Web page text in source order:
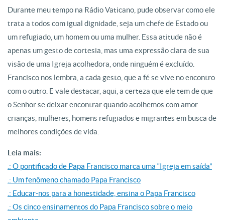
Durante meu tempo na Rádio Vaticano, pude observar como ele
trata a todos com igual dignidade, seja um chefe de Estado ou
um refugiado, um homem ou uma mulher. Essa atitude não é
apenas um gesto de cortesia, mas uma expressão clara de sua
visão de uma Igreja acolhedora, onde ninguém é excluído.
Francisco nos lembra, a cada gesto, que a fé se vive no encontro
com o outro. E vale destacar, aqui, a certeza que ele tem de que
o Senhor se deixar encontrar quando acolhemos com amor
crianças, mulheres, homens refugiados e migrantes em busca de
melhores condições de vida.
Leia mais:
.: O pontificado de Papa Francisco marca uma “Igreja em saída”
.: Um fenômeno chamado Papa Francisco
.: Educar-nos para a honestidade, ensina o Papa Francisco
.: Os cinco ensinamentos do Papa Francisco sobre o meio